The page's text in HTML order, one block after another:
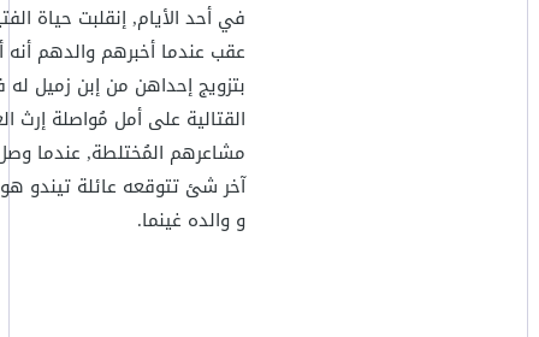
في أحد الأيام, إنقلبت حياة
عقب عندما أخبرهم والدهم
بتزويج إحداهن من إبن زميل
القتالية على أمل مُواصلة إرث
مشاعرهم المُختلطة, عندما
آخر شئ تتوقعه عائلة تيندو
و والده غينما.